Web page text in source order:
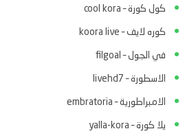
كول كورة – cool kora
كوره لايف – koora live
في الجول – filgoal
الاسطورة – livehd7
الامبراطورية – embratoria
يلا كورة – yalla-kora